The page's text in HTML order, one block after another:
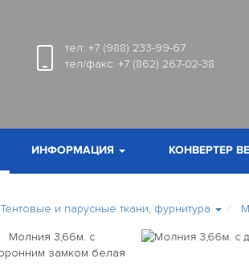
тел: +7 (988) 233-99-67
тел/факс: +7 (862) 267-02-38
ИНФОРМАЦИЯ КОНВЕРТЕР
Тентовые и парусные ткани, фурнитура